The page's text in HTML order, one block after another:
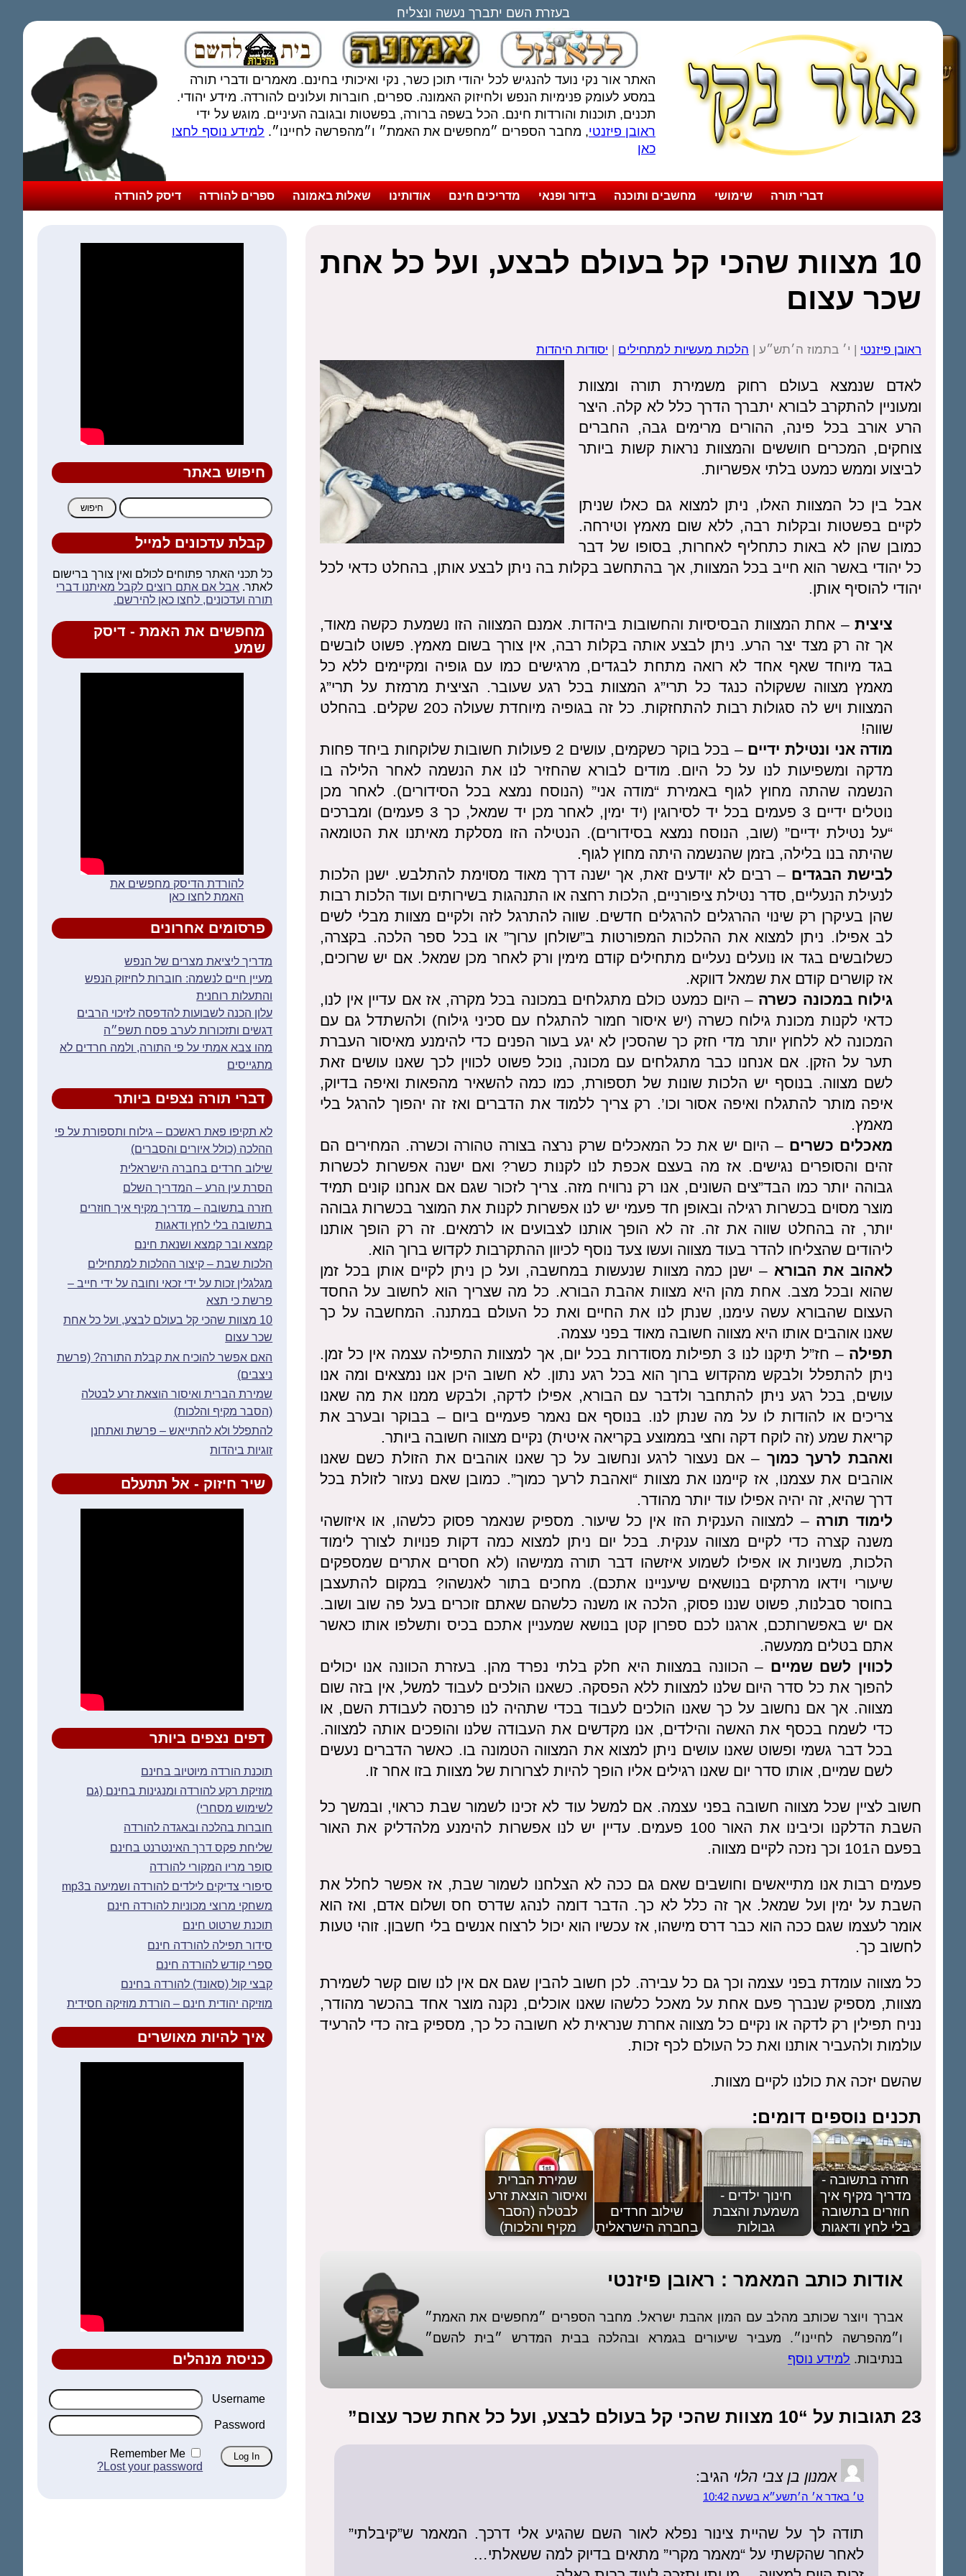
בעזרת השם יתברך נעשה ונצליח
האתר אור נקי נועד להנגיש לכל יהודי תוכן כשר, נקי ואיכותי בחינם. מאמרים ודברי תורה
במסע לעומק פנימיות הנפש ולחיזוק האמונה. ספרים, חוברות ועלונים להורדה. מידע יהודי.
תכנים, תוכנות והורדות חינם. הכל בשפה ברורה, בפשטות ובגובה העיניים. מוגש על ידי
ראובן פיזנטי, מחבר הספרים ״מחפשים את האמת״ ו״מהפרשה לחיינו״. למידע נוסף לחצו
כאן
דברי תורה שימושי מחשבים ותוכנה בידור ופנאי מדריכים חינם אודותינו שאלות באמונה ספרים להורדה דיסק להורדה
10 מצוות שהכי קל בעולם לבצע, ועל כל אחת
שכר עצום
ראובן פיזנטי | י׳ בתמוז ה׳תש״ע | הלכות מעשיות למתחילים | יסודות היהדות
לאדם שנמצא בעולם רחוק משמירת תורה ומצוות
ומעוניין להתקרב לבורא יתברך הדרך כלל לא קלה. היצר
הרע אורב בכל פינה, ההורים מרימים גבה, החברים
צוחקים, המכרים חוששים והמצוות נראות קשות ביותר
לביצוע וממש כמעט בלתי אפשריות.
אבל בין כל המצוות האלו, ניתן למצוא גם כאלו שניתן
לקיים בפשטות ובקלות רבה, ללא שום מאמץ וטירחה.
כמובן שהן לא באות כתחליף לאחרות, בסופו של דבר
כל יהודי באשר הוא חייב בכל המצוות, אך בהתחשב בקלות בה ניתן לבצע אותן, בהחלט כדאי לכל
יהודי להוסיף אותן.
ציצית – אחת המצוות הבסיסיות והחשובות ביהדות. אמנם המצווה הזו נשמעת כקשה מאוד,
אך זה רק מצד יצר הרע. ניתן לבצע אותה בקלות רבה, אין צורך בשום מאמץ. פשוט לובשים
בגד מיוחד שאף אחד לא רואה מתחת לבגדים, מרגישים כמו עם גופיה ומקיימים ללא כל
מאמץ מצווה ששקולה כנגד כל תרי”ג המצוות בכל רגע שעובר. הציצית מרמזת על תרי”ג
המצוות ויש לה סגולות רבות להתחזקות. כל זה בגופיה מיוחדת שעולה כ20 שקלים. בהחלט
שווה!
מודה אני ונטילת ידיים
– בכל בוקר כשקמים, עושים 2 פעולות חשובות שלוקחות ביחד פחות
מדקה ומשפיעות לנו על כל היום. מודים לבורא שהחזיר לנו את הנשמה לאחר הלילה בו
הנשמה שהתה מחוץ לגוף באמירת “מודה אני” (הנוסח נמצא בכל הסידורים). לאחר מכן
נוטלים ידיים 3 פעמים בכל יד לסירוגין (יד ימין, לאחר מכן יד שמאל, כך 3 פעמים) ומברכים
“על נטילת ידיים” (שוב, הנוסח נמצא בסידורים). הנטילה הזו מסלקת מאיתנו את הטומאה
שהיתה בנו בלילה, בזמן שהנשמה היתה מחוץ לגוף.
לבישת הבגדים – רבים לא יודעים זאת, אך ישנה דרך מאוד מסוימת להתלבש. ישנן הלכות
לנעילת הנעליים, סדר נטילת ציפורניים, הלכות רחצה או התנהגות בשירותים ועוד הלכות רבות
שהן בעיקרן רק שינוי ההרגלים להרגלים חדשים. שווה להתרגל לזה ולקיים מצוות מבלי לשים
לב אפילו. ניתן למצוא את ההלכות המפורטות ב”שולחן ערוך” או בכל ספר הלכה. בקצרה,
כשלובשים בגד או נועלים נעליים מתחילים קודם מימין ורק לאחר מכן שמאל. אם יש שרוכים,
אז קושרים קודם את שמאל דווקא.
גילוח במכונה כשרה – היום כמעט כולם מתגלחים במכונה בכל מקרה, אז אם עדיין אין לנו,
כדאי לקנות מכונת גילוח כשרה (יש איסור חמור להתגלח עם סכיני גילוח) ולהשתדל גם עם
המכונה לא ללחוץ יותר מדי חזק כך שהסכין לא יגע בעור הפנים כדי להימנע מאיסור העברת
תער על הזקן. אם אנחנו כבר מתגלחים עם מכונה, נוכל פשוט לכווין לכך שאנו עושים זאת
לשם מצווה. בנוסף יש הלכות שונות של תספורת, כמו כמה להשאיר מהפאות ואיפה בדיוק,
איפה מותר להתגלח ואיפה אסור וכו’. רק צריך ללמוד את הדברים ואז זה יהפוך להרגל בלי
מאמץ.
מאכלים כשרים – היום יש את כל המאכלים שרק נרצה בצורה טהורה וכשרה. המחירים הם
זהים והסופרים נגישים. אז מה בעצם אכפת לנו לקנות כשר? ואם ישנה אפשרות לכשרות
גבוהה יותר כמו הבד”צים השונים, אנו רק נרוויח מזה. צריך לזכור שגם אם אנחנו קונים תמיד
מוצר מסוים בכשרות רגילה ובאופן חד פעמי יש לנו אפשרות לקנות את המוצר בכשרות גבוהה
יותר, זה בהחלט שווה את זה. זה לא הופך אותנו לצבועים או לרמאים. זה רק הופך אותנו
ליהודים שהצליחו להדר בעוד מצווה ועשו צעד נוסף לכיוון ההתקרבות לקדוש ברוך הוא.
לאהוב את הבורא – ישנן כמה מצוות שנעשות במחשבה, ועל כן ניתן לקיים אותן בכל זמן
שהוא ובכל מצב. אחת מהן היא מצוות אהבת הבורא. כל מה שצריך הוא לחשוב על החסד
העצום שהבורא עשה עימנו, שנתן לנו את החיים ואת כל העולם במתנה. המחשבה על כך
שאנו אוהבים אותו היא מצווה חשובה מאוד בפני עצמה.
תפילה
– חז”ל תיקנו לנו 3 תפילות מסודרות בכל יום, אך למצוות התפילה עצמה אין כל זמן.
ניתן להתפלל ולבקש מהקדוש ברוך הוא בכל רגע נתון. לא חשוב היכן אנו נמצאים ומה אנו
עושים, בכל רגע ניתן להתחבר ולדבר עם הבורא, אפילו לדקה, ולבקש ממנו את מה שאנו
צריכים או להודות לו על מה שנתן לנו. בנוסף אם נאמר פעמיים ביום – בבוקר ובערב את
קריאת שמע (זה לוקח דקה וחצי בממוצע בקריאה איטית) נקיים מצווה חשובה ביותר.
ואהבת לרעך כמוך – אם נעצור לרגע ונחשוב על כך שאנו אוהבים את הזולת כשם שאנו
אוהבים את עצמנו, אז קיימנו את מצוות “ואהבת לרעך כמוך”. כמובן שאם נעזור לזולת בכל
דרך שהיא, זה יהיה אפילו עוד יותר מהודר.
לימוד תורה – למצווה הענקית הזו אין כל שיעור. מספיק שנאמר פסוק כלשהו, או איזושהי
משנה קצרה כדי לקיים מצווה ענקית. בכל יום ניתן למצוא כמה דקות פנויות לצורך לימוד
הלכות, משניות או אפילו לשמוע איזשהו דבר תורה ממישהו (לא חסרים אתרים שמספקים
שיעורי וידאו מרתקים בנושאים שיעניינו אתכם). מחכים בתור לאנשהו? במקום להתעצבן
בחוסר סבלנות, פשוט שננו פסוק, הלכה או משנה כלשהם שאתם זוכרים בעל פה שוב ושוב.
אם יש באפשרותכם, ארגנו לכם ספרון קטן בנושא שמעניין אתכם בכיס ותשלפו אותו כאשר
אתם בטלים ממעשה.
לכווין לשם שמיים – הכוונה במצוות היא חלק בלתי נפרד מהן. בעזרת הכוונה אנו יכולים
להפוך את כל סדר היום שלנו למצוות ללא הפסקה. כשאנו הולכים לעבוד למשל, אין בזה שום
מצווה. אך אם נחשוב על כך שאנו הולכים לעבוד בכדי שתהיה לנו פרנסה לעבודת השם, או
כדי לשמח בכסף את האשה והילדים, אנו מקדשים את העבודה שלנו והופכים אותה למצווה.
בכל דבר גשמי ופשוט שאנו עושים ניתן למצוא את המצווה הטמונה בו. כאשר הדברים נעשים
לשם שמיים, אותו סדר יום שאנו רגילים אליו הופך להיות לצרורות של מצוות בזו אחר זו.
חשוב לציין שכל מצווה חשובה בפני עצמה. אם למשל עוד לא זכינו לשמור שבת כראוי, ובמשך כל
השבת הדלקנו וכיבינו את האור 100 פעמים. עדיין יש לנו אפשרות להימנע מלהדליק את האור
בפעם ה101 וכך נזכה לקיים מצווה.
פעמים רבות אנו מתייאשים וחושבים שאם גם ככה לא הצלחנו לשמור שבת, אז אפשר לחלל את
השבת על ימין ועל שמאל. אך זה כלל לא כך. הדבר דומה לנהג שדרס חס ושלום אדם, ואז הוא
אומר לעצמו שגם ככה הוא כבר דרס מישהו, אז עכשיו הוא יכול לרצוח אנשים בלי חשבון. זוהי טעות
לחשוב כך.
כל מצווה עומדת בפני עצמה וכך גם כל עבירה. לכן חשוב להבין שגם אם אין לנו שום קשר לשמירת
מצוות, מספיק שנברך פעם אחת על מאכל כלשהו שאנו אוכלים, נקנה מוצר אחד בהכשר מהודר,
נניח תפילין רק לדקה או נקיים כל מצווה אחרת שנראית לא חשובה כל כך, מספיק בזה כדי להרעיד
עולמות ולהעביר אותנו ואת כל העולם לכף זכות.
שהשם יזכה את כולנו לקיים מצוות.
תכנים נוספים דומים:
חזרה בתשובה -
מדריך מקיף איך
חוזרים בתשובה
בלי לחץ ודאגות
חינוך ילדים -
משמעת והצבת
גבולות
שילוב חרדים
בחברה הישראלית
שמירת הברית
ואיסור הוצאת זרע
לבטלה (הסבר
מקיף והלכות)
אודות כותב המאמר : ראובן פיזנטי
אברך ויוצר שכותב מהלב עם המון אהבת ישראל. מחבר הספרים ״מחפשים את האמת״
ו״מהפרשה לחיינו״. מעביר שיעורים בגמרא ובהלכה בבית המדרש ״בית להשם״
בנתיבות. למידע נוסף
23 תגובות על “10 מצוות שהכי קל בעולם לבצע, ועל כל אחת שכר עצום”
אמנון בן צבי הלוי הגיב:
ט׳ באדר א׳ ה׳תשע״א בשעה 10:42
תודה לך על שהיית צינור נפלא לאור השם שהגיע אלי דרכך. המאמר ש”קיבלתי”
לאחר שהקשתי על “מאמר מקרי” מתאים בדיוק למה ששאלתי…
חיפוש באתר
חיפוש:
קבלת עדכונים למייל
כל תכני האתר פתוחים לכולם ואין צורך ברישום
לאתר. אבל אם אתם רוצים לקבל מאיתנו דברי
תורה ועדכונים, לחצו כאן להירשם.
מחפשים את האמת - דיסק
שמע
להורדת הדיסק מחפשים את
האמת לחצו כאן
פרסומים אחרונים
מדריך ליציאת מצרים של הנפש
מעיין חיים לנשמה: חוברות לחיזוק הנפש
והתעלות רוחנית
עלון הכנה לשבועות להדפסה לזיכוי הרבים
דגשים ותזכורות לערב פסח תשפ״ה
מהו צבא אמתי על פי התורה, ולמה חרדים לא
מתגייסים
דברי תורה נצפים ביותר
לא תקיפו פאת ראשכם – גילוח ותספורת על פי
ההלכה (כולל איורים והסברים)
שילוב חרדים בחברה הישראלית
הסרת עין הרע – המדריך השלם
חזרה בתשובה – מדריך מקיף איך חוזרים
בתשובה בלי לחץ ודאגות
קמצא ובר קמצא ושנאת חינם
הלכות שבת – קיצור ההלכות למתחילים
מגלגלין זכות על ידי זכאי וחובה על ידי חייב –
פרשת כי תצא
10 מצוות שהכי קל בעולם לבצע, ועל כל אחת
שכר עצום
האם אפשר להוכיח את קבלת התורה? (פרשת
ניצבים)
שמירת הברית ואיסור הוצאת זרע לבטלה
(הסבר מקיף והלכות)
להתפלל ולא להתייאש – פרשת ואתחנן
זוגיות ביהדות
שיר חיזוק - אל תתעלם
דפים נצפים ביותר
תוכנת הורדה מיוטיוב בחינם
מוזיקת רקע להורדה ומנגינות בחינם (גם
לשימוש מסחרי)
חוברות בהלכה ובאגדה להורדה
שליחת פקס דרך האינטרנט בחינם
סופר מריו המקורי להורדה
סיפורי צדיקים לילדים להורדה ושמיעה בmp3
משחקי מרוצי מכוניות להורדה חינם
תוכנת שרטוט חינם
סידור תפילה להורדה חינם
ספרי קודש להורדה חינם
קבצי קול (סאונד) להורדה בחינם
מוזיקה יהודית חינם – הורדת מוזיקה חסידית
איך להיות מאושרים
כניסת מנהלים
Username
Password
Remember Me
Lost your password?